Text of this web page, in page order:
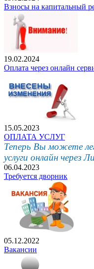
Взносы на капитальный
19.02.2024
Оплата через онлайн
15.05.2023
ОПЛАТА УСЛУГ
Теперь Вы можете
услуги онлайн через
06.04.2023
Требуется дворник
05.12.2022
Вакансии